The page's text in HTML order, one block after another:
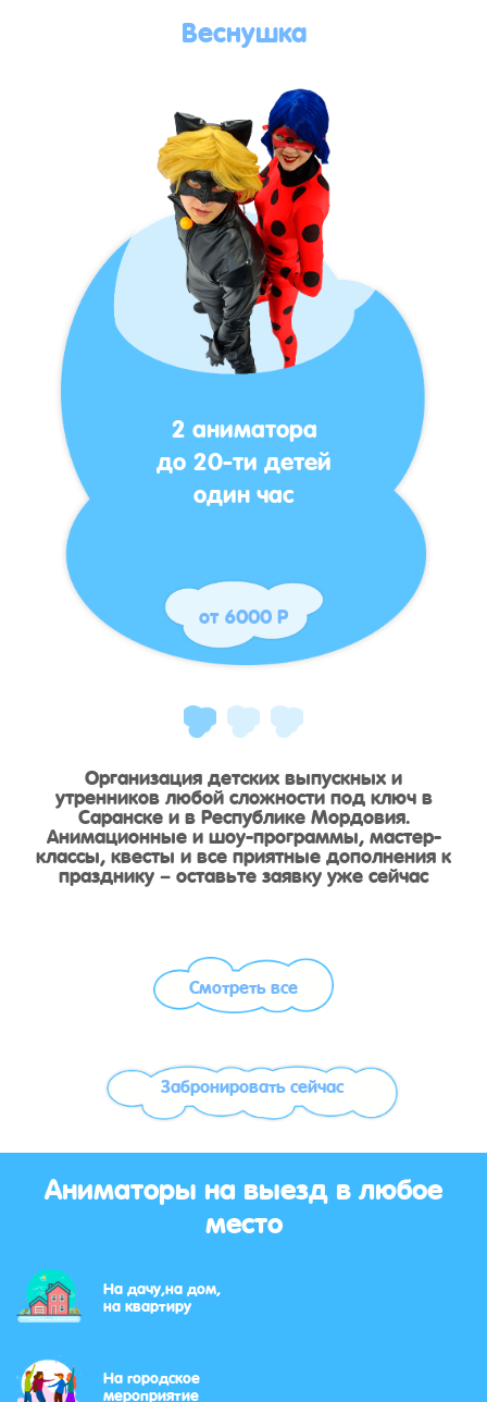
Веснушка
2 аниматора
до 20-ти детей
один час
от 6000 Р
Организация детских выпускных и
утренников любой сложности под ключ в
Саранске и в Республике Мордовия.
Анимационные и шоу-программы, мастер-
классы, квесты и все приятные дополнения к
празднику – оставьте заявку уже сейчас
Смотреть все
Забронировать сейчас
Аниматоры на выезд в любое
место
На дачу,на дом,
на квартиру
На городское
мероприятие